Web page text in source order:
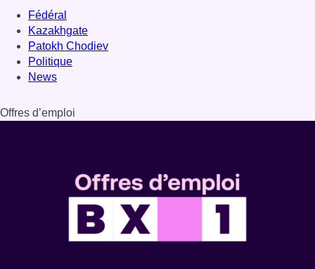
Fédéral
Kazakhgate
Patokh Chodiev
Politique
News
Offres d’emploi